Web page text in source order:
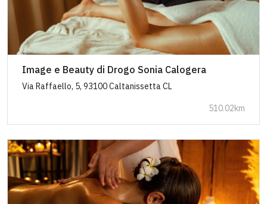
Image e Beauty di Drogo Sonia Calogera
Via Raffaello, 5, 93100 Caltanissetta CL
510.02km